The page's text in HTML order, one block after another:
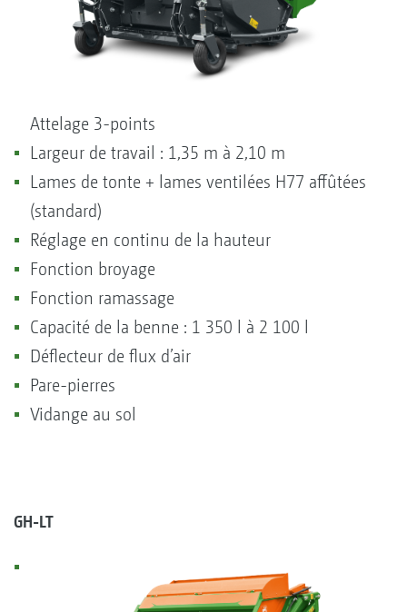
Attelage 3-points
Largeur de travail : 1,35 m à 2,10 m
Lames de tonte + lames ventilées H77 affûtées
(standard)
Réglage en continu de la hauteur
Fonction broyage
Fonction ramassage
Capacité de la benne : 1 350 l à 2 100 l
Déflecteur de flux d’air
Pare-pierres
Vidange au sol
GH-LT